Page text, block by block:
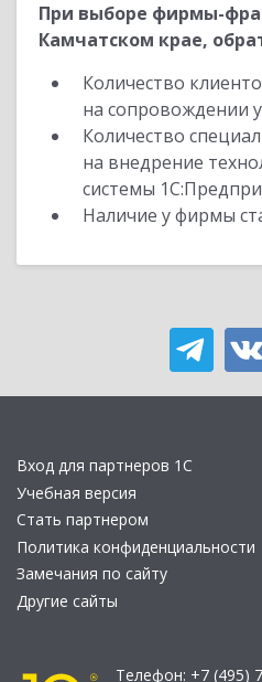
При выборе фирмы-
Камчатском крае,
Количество
на сопровождении
Количество
на внедрение
системы
Наличие у фирмы
Вход для партнеров 1С
Учебная версия
Стать партнером
Политика конфиденциальности
Замечания по сайту
Другие сайты
Телефон: +7 (495)